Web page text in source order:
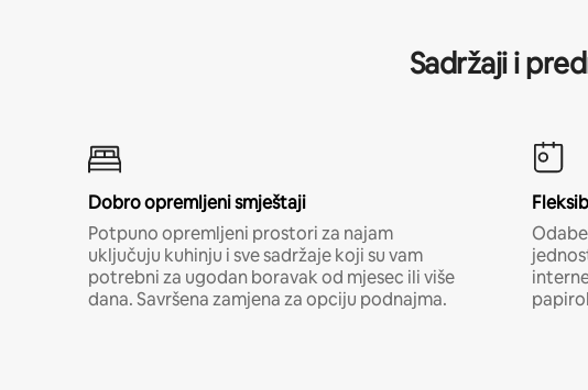
Sadržaji i
Dobro opremljeni smještaji
Potpuno opremljeni prostori za najam
uključuju kuhinju i sve sadržaje koji su vam
potrebni za ugodan boravak od mjesec ili više
dana. Savršena zamjena za opciju podnajma.